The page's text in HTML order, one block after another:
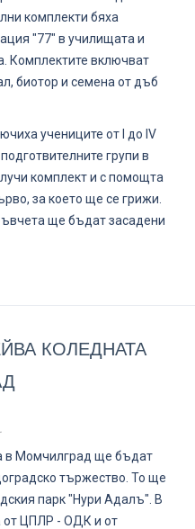
комплекти бяха
"77" в училищата и
Комплектите включват
биотор и семена от дъб
учениците от I до IV
групи в
комплект и с помощта
за което ще се грижи.
ще бъдат засадени
КОЛЕДНАТА
в Момчилград ще бъдат
тържество. То ще
парк "Нури Адалъ". В
от ЦПЛР - ОДК и от